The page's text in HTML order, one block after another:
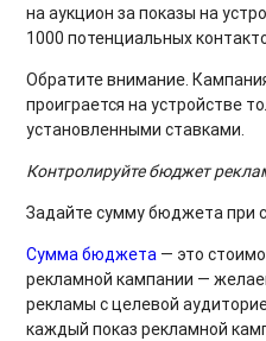
на аукцион за показы на
1000 потенциальных
Обратите внимание.
проиграется на устройстве
установленными ставками.
Контролируйте бюджет
Задайте сумму бюджета при
Сумма бюджета — это
рекламной кампании —
рекламы с целевой
каждый показ рекламной